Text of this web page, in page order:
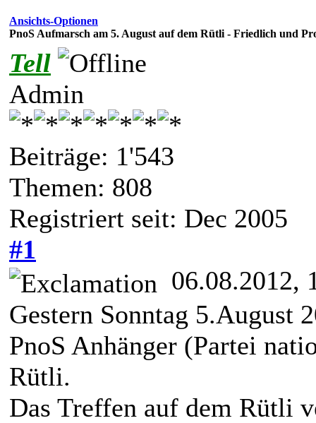
Ansichts-Optionen
PnoS Aufmarsch am 5. August auf dem Rütli - Friedlich und
Tell
Admin
Beiträge: 1'543
Themen: 808
Registriert seit: Dec 2005
#1
06.08.2012,
Gestern Sonntag 5.August
PnoS Anhänger (Partei
Rütli.
Das Treffen auf dem Rütli